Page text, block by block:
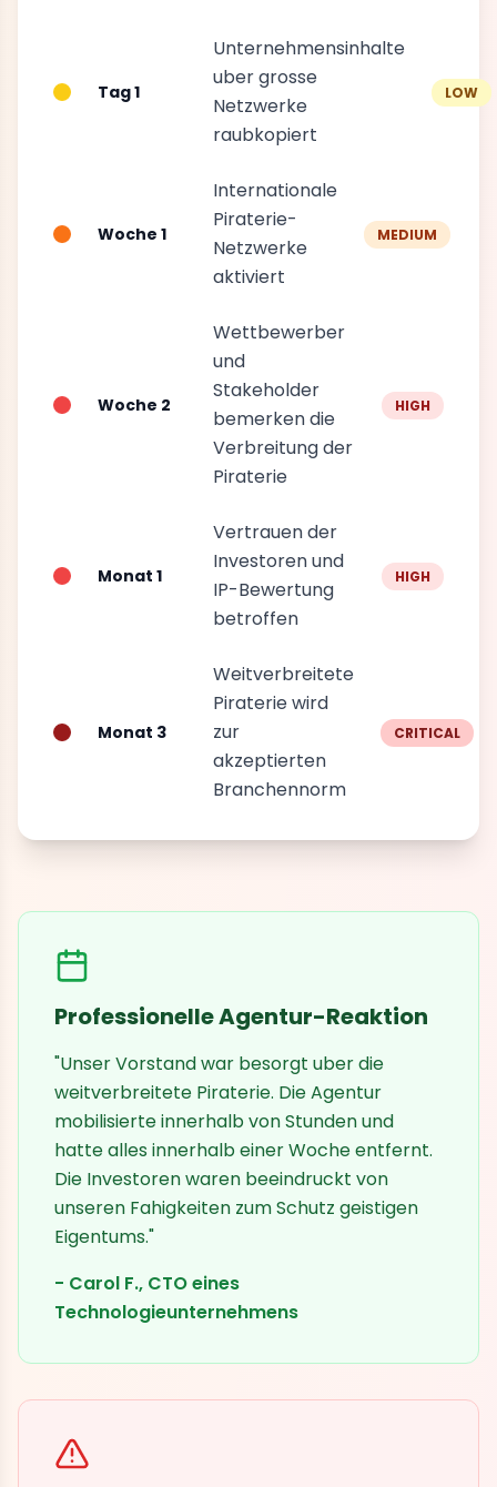
Tag 1
Unternehmensinhalte
uber grosse
Netzwerke
raubkopiert
LOW
Woche 1
Internationale
Piraterie-
Netzwerke
aktiviert
MEDIUM
Woche 2
Wettbewerber
und
Stakeholder
bemerken die
Verbreitung der
Piraterie
HIGH
Monat 1
Vertrauen der
Investoren und
IP-Bewertung
betroffen
HIGH
Monat 3
Weitverbreitete
Piraterie wird
zur
akzeptierten
Branchennorm
CRITICAL
Professionelle Agentur-Reaktion
"Unser Vorstand war besorgt uber die
weitverbreitete Piraterie. Die Agentur
mobilisierte innerhalb von Stunden und
hatte alles innerhalb einer Woche entfernt.
Die Investoren waren beeindruckt von
unseren Fahigkeiten zum Schutz geistigen
Eigentums."
- Carol F., CTO eines
Technologieunternehmens